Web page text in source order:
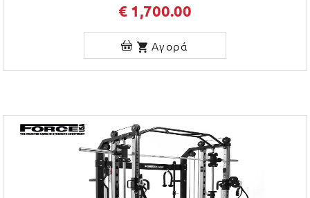
€ 1,700.00
Αγορά